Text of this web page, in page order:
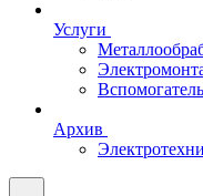
Услуги
Архив